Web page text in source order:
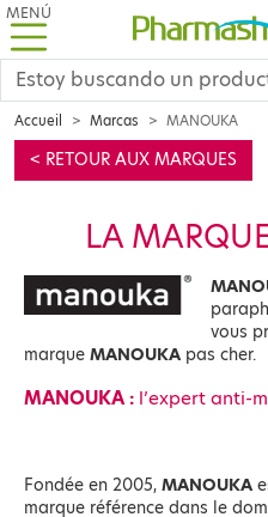
MENÚ
Accueil Marcas MANOUKA
< RETOUR AUX MARQUES
LA
vous
marque MANOUKA pas cher.
MANOUKA : l’expert anti-
Fondée en 2005, MANOUKA
marque référence dans le